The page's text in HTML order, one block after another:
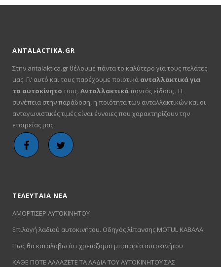
ANTALACTIKA.GR
Στην antalaktica.gr θέλουμε πάντα το καλύτερο για τους πελάτες
μας. Γι’ αυτό και τους παρέχουμε ποιοτικά ανταλλακτικά για
το αυτοκίνητο τους. Ανταλλακτικάπαντός είδους . Η
συνέπεια στην παράδοση, η ποιότητα των ανταλλακτικών και οι
ανταγωνιστικές τιμές είναι έννοιες που χαρακτηρίζουν την
εταιρείας μας
ΤΕΛΕΥΤΑΙΑ ΝΕΑ
ΑΜΟΡΤΙΣΕΡ ΑΥΤΟΚΙΝΗΤΟΥ
Επιλογή λαδιού αυτοκινήτου. Οδηγός λίπανσης MOTUL ΚΑΒΑΛΑ
Πως θα καταλάβω ότι χρειάζομαι μπαταρία αυτοκινήτου
ΚΑΘΕ ΠΟΤΕ ΑΛΛΑΖΕΤΕ ΤΑ ΛΑΔΙΑ ΤΟΥ ΑΥΤΟΚΙΝΗΤΟΥ ΣΑΣ